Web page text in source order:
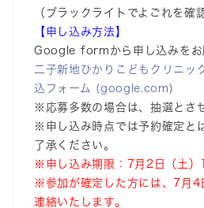
（ブラックライトでよごれを確
【申し込み方法】
Google formから申し込みをお
二子新地ひかりこどもクリニ
込フォーム (google.com)
※応募多数の場合は、抽選とさ
※申し込み時点では予約確定と
了承ください。
※申し込み期限：7 月2日（土
※参加が確定した方には、7月4
連絡いたします。